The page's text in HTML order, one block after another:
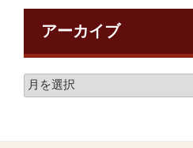
アーカイブ